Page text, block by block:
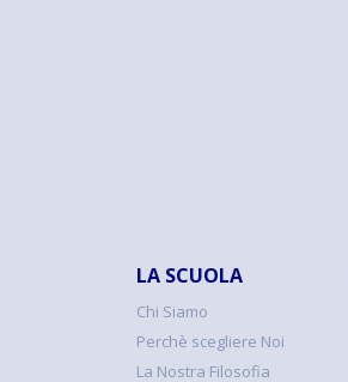
LA SCUOLA
Chi Siamo
Perchè scegliere Noi
La Nostra Filosofia